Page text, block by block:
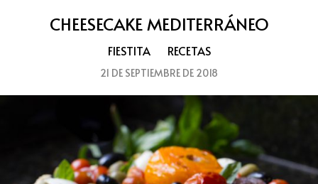
CHEESECAKE MEDITERRÁNEO
FIESTITA RECETAS
21 DE SEPTIEMBRE DE 2018